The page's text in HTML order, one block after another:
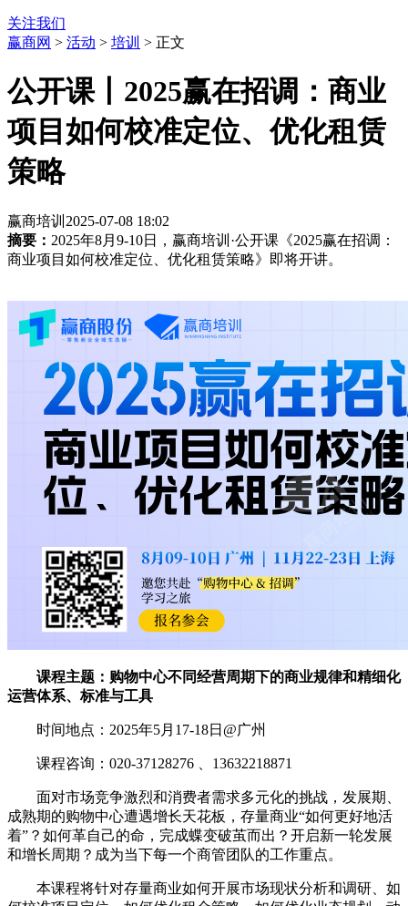
关注我们
赢商网 > 活动 > 培训 > 正文
公开课丨2025赢在招调：商业
项目如何校准定位、优化租赁
策略
赢商培训 2025-07-08 18:02
摘要： 2025年8月9-10日，赢商培训·公开课《2025赢在招调：
商业项目如何校准定位、优化租赁策略》即将开讲。
课程主题：购物中心不同经营周期下的商业规律和精细化
运营体系、标准与工具
时间地点：2025年5月17-18日@广州
课程咨询：020-37128276 、13632218871
面对市场竞争激烈和消费者需求多元化的挑战，发展期、
成熟期的购物中心遭遇增长天花板，存量商业“如何更好地活
着”？如何革自己的命，完成蝶变破茧而出？开启新一轮发展
和增长周期？成为当下每一个商管团队的工作重点。
本课程将针对存量商业如何开展市场现状分析和调研、如